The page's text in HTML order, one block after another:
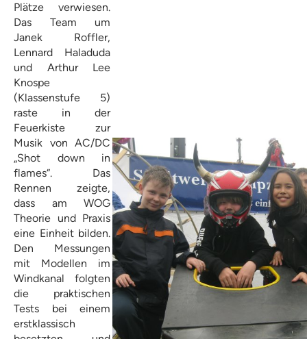
Plätze verwiesen.
Das Team um
Janek Roffler,
Lennard Haladuda
und Arthur Lee
Knospe
(Klassenstufe 5)
raste in der
Feuerkiste zur
Musik von AC/DC
„Shot down in
flames“. Das
Rennen zeigte,
dass am WOG
Theorie und Praxis
eine Einheit bilden.
Den Messungen
mit Modellen im
Windkanal folgten
die praktischen
Tests bei einem
erstklassisch